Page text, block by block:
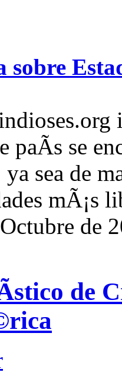
sobre
paÃ­s se
sea de
mÃ¡s
de
de